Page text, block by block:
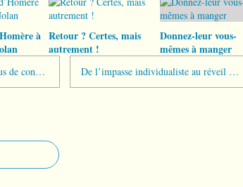
à Retour ? Certes, mais
autrement !
Donnez-leur vous-
mêmes à manger
« Abus sexuels, abus de pouvoir et abus de confiance » De l’impasse individualiste au réveil citoyen